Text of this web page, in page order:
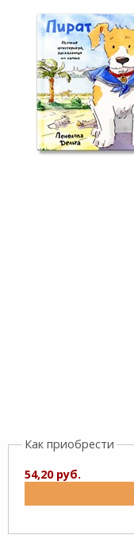
Как приобрести
54,20 руб.